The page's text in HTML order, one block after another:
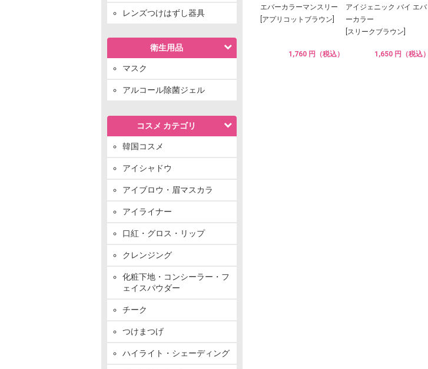
レンズつけはずし器具
衛生用品
マスク
アルコール除菌ジェル
コスメ カテゴリ
韓国コスメ
アイシャドウ
アイブロウ・眉マスカラ
アイライナー
口紅・グロス・リップ
クレンジング
化粧下地・コンシーラー・フ
ェイスパウダー
チーク
つけまつげ
ハイライト・シェーディング
エバーカラーマンスリー
[アプリコットブラウン]
1,760 円（税込）
アイジェニック バイ エバ
ーカラー
[スリークブラウン]
1,650 円（税込）